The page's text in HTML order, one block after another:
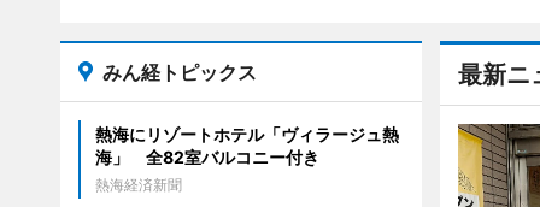
最新ニ
みん経トピックス
熱海にリゾートホテル「ヴィラージュ熱
海」 全82室バルコニー付き
熱海経済新聞